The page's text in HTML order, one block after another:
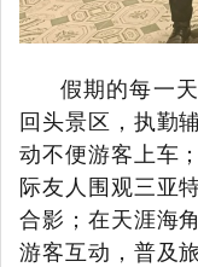
假期的每一
回头景区，执勤
动不便游客上车
际友人围观三亚
合影；在天涯海
游客互动，普及